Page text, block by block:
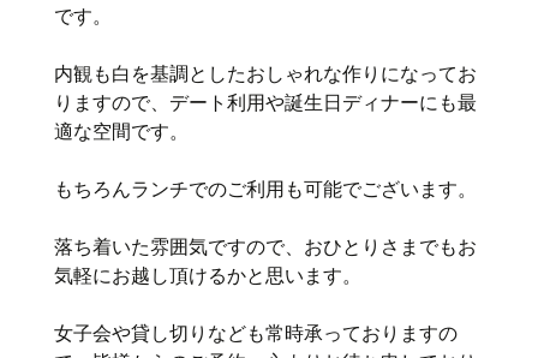
です。
内観も白を基調としたおしゃれな作りになってお
りますので、デート利用や誕生日ディナーにも最
適な空間です。
もちろんランチでのご利用も可能でございます。
落ち着いた雰囲気ですので、おひとりさまでもお
気軽にお越し頂けるかと思います。
女子会や貸し切りなども常時承っておりますの